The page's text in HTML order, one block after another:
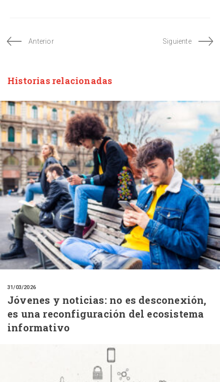
Anterior Siguiente
Historias relacionadas
31/03/2026
Jóvenes y noticias: no es desconexión,
es una reconfiguración del ecosistema
informativo